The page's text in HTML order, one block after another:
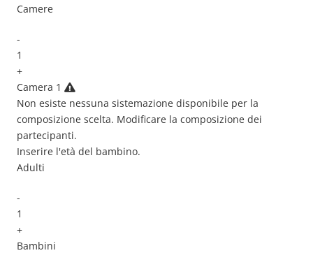
Camere
-
1
+
Camera 1
Non esiste nessuna sistemazione disponibile per la
composizione scelta. Modificare la composizione dei
partecipanti.
Inserire l'età del bambino.
Adulti
-
1
+
Bambini